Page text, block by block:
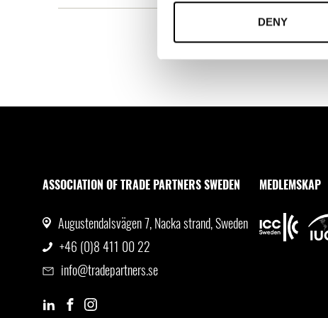
DENY
ASSOCIATION OF TRADE PARTNERS SWEDEN
Augustendalsvägen 7, Nacka strand, Sweden
+46 (0)8 411 00 22
info@tradepartners.se
MEDLEMSKAP